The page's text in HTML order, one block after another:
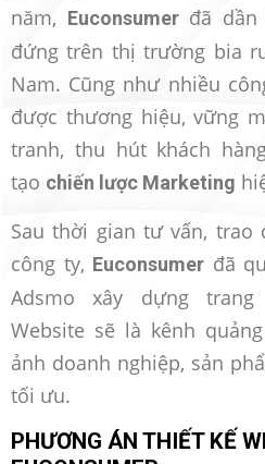
năm, Euconsumerđã dần
đứng trên thị trường bia
Nam. Cũng như nhiều
được thương hiệu, vững
tranh, thu hút khách
tạo chiến lược Marketing
Sau thời gian tư vấn, trao
công ty, Euconsumer đã
Adsmo xây dựng trang
Website sẽ là kênh
ảnh doanh nghiệp, sản
tối ưu.
PHƯƠNG ÁN THIẾT KẾ